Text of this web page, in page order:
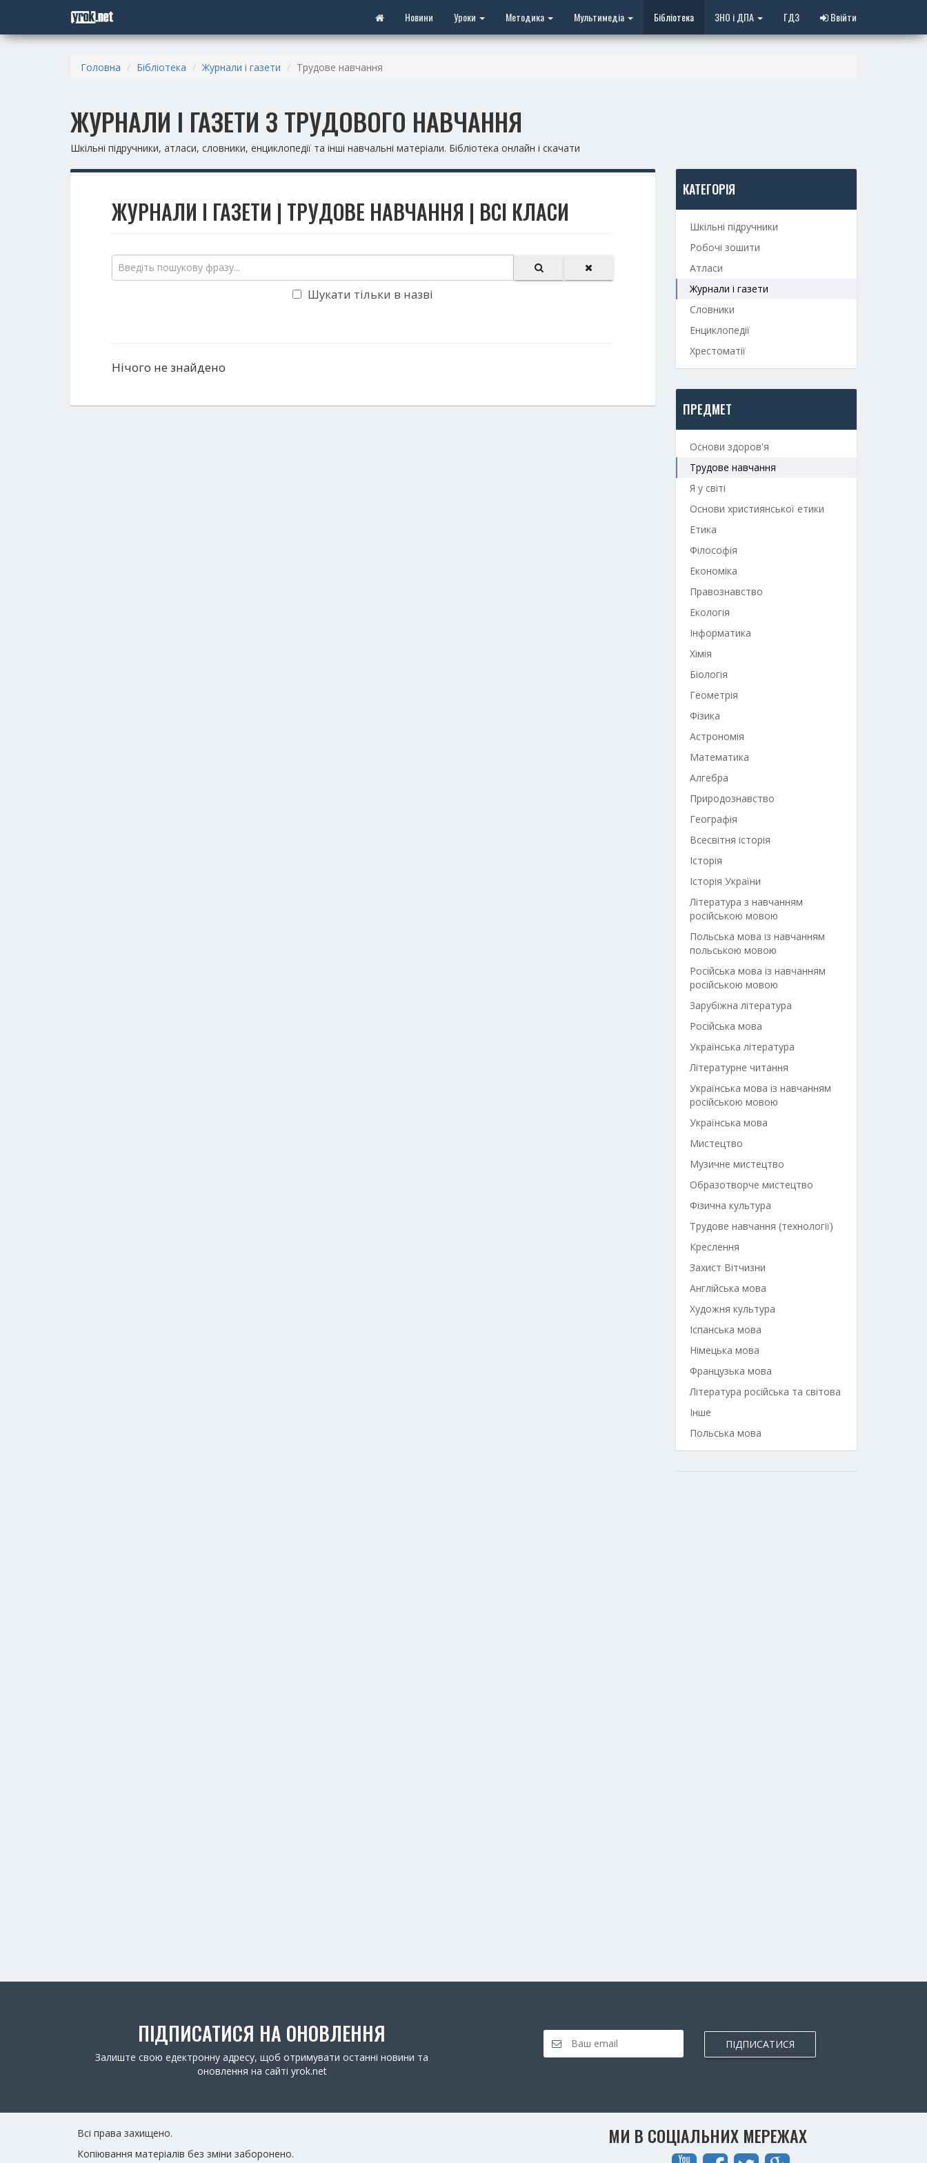
Новини Уроки Методика Мультимедіа Бібліотека ЗНО і ДПА ГДЗ Ввійти
Головна Бібліотека Журнали і газети Трудове навчання
ЖУРНАЛИ І ГАЗЕТИ З ТРУДОВОГО НАВЧАННЯ
Шкільні підручники, атласи, словники, енциклопедії та інші навчальні матеріали. Бібліотека онлайн і скачати
ЖУРНАЛИ І ГАЗЕТИ | ТРУДОВЕ НАВЧАННЯ | ВСІ КЛАСИ
Шукати тільки в назві
Нічого не знайдено
КАТЕГОРІЯ
Шкільні підручники
Робочі зошити
Атласи
Журнали і газети
Словники
Енциклопедії
Хрестоматії
ПРЕДМЕТ
Основи здоров'я
Трудове навчання
Я у світі
Основи християнської етики
Етика
Філософія
Економіка
Правознавство
Екологія
Інформатика
Хімія
Біологія
Геометрія
Фізика
Астрономія
Математика
Алгебра
Природознавство
Географія
Всесвітня історія
Історія
Історія України
Література з навчанням
російською мовою
Польська мова із навчанням
польською мовою
Російська мова із навчанням
російською мовою
Зарубіжна література
Російська мова
Українська література
Літературне читання
Українська мова із навчанням
російською мовою
Українська мова
Мистецтво
Музичне мистецтво
Образотворче мистецтво
Фізична культура
Трудове навчання (технології)
Креслення
Захист Вітчизни
Англійська мова
Художня культура
Іспанська мова
Німецька мова
Французька мова
Література російська та світова
Інше
Польська мова
ПІДПИСАТИСЯ НА ОНОВЛЕННЯ
Залиште свою едектронну адресу, щоб отримувати останні новини та
оновлення на сайті yrok.net
ПІДПИСАТИСЯ
Всі права захищено.
Копіювання матеріалів без зміни заборонено.
МИ В СОЦІАЛЬНИХ МЕРЕЖАХ